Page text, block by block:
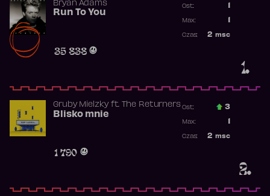
1.
Bryan Adams
Run To You
35 838
Ost.:
Max:
2 msc
Czas:
2.
Gruby Mielzkyft. The Returners
Blisko mnie
1 790
Ost.: 3
Max:
2 msc
Czas: